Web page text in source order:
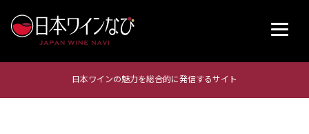
日本ワインの魅力を総合的に発信するサイト